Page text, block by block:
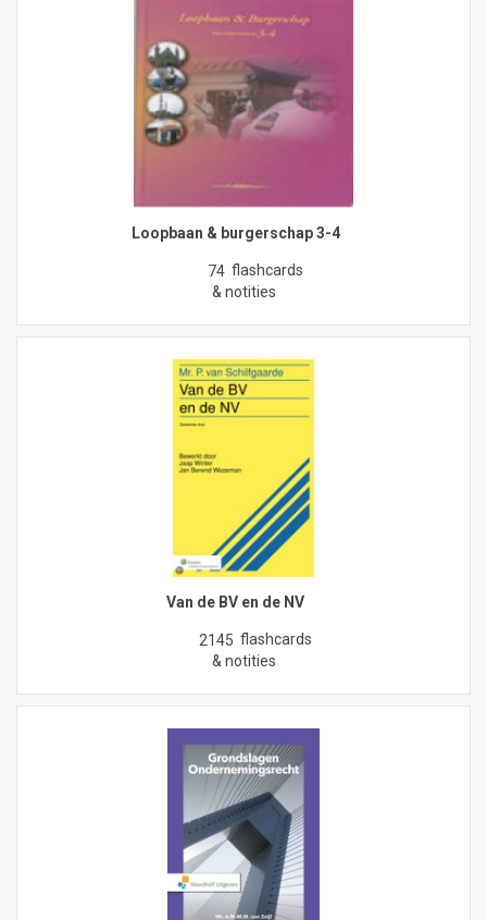
Loopbaan & burgerschap 3-4
74 flashcards
& notities
Van de BV en de NV
2145 flashcards
& notities